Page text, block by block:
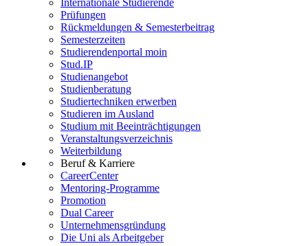
Prüfungen
Rückmeldungen & Semesterbeitrag
Semesterzeiten
Studierendenportal moin
Stud.IP
Studienangebot
Studienberatung
Studiertechniken erwerben
Studieren im Ausland
Studium mit Beeinträchtigungen
Veranstaltungsverzeichnis
Weiterbildung
Beruf & Karriere
CareerCenter
Mentoring-Programme
Promotion
Dual Career
Unternehmensgründung
Die Uni als Arbeitgeber